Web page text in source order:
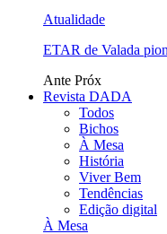
Atualidade
ETAR de Valada
Ante Próx
Revista DADA
Todos
Bichos
À Mesa
História
Viver Bem
Tendências
Edição digital
À Mesa